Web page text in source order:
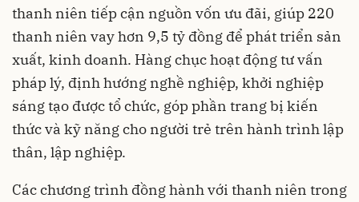
thanh niên tiếp cận nguồn vốn ưu đãi, giúp 220
thanh niên vay hơn 9,5 tỷ đồng để phát triển sản
xuất, kinh doanh. Hàng chục hoạt động tư vấn
pháp lý, định hướng nghề nghiệp, khởi nghiệp
sáng tạo được tổ chức, góp phần trang bị kiến
thức và kỹ năng cho người trẻ trên hành trình lập
thân, lập nghiệp.
Các chương trình đồng hành với thanh niên trong